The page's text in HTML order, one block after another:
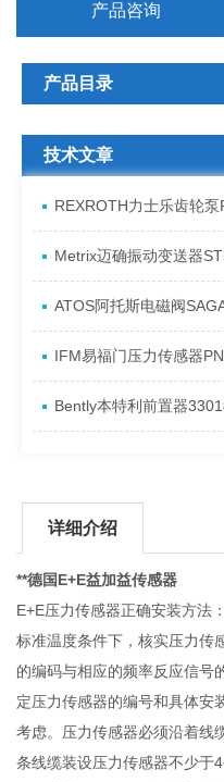
产品咨询
产品目录
技术文章
Metrix迈确振动变送器
ATOS阿托斯电磁阀
IFM易福门压力传感器
Bently本特利前置器
详细介绍
**德国E+E益加益传感器
E+E压力传感器正确安装方法
标准温度条件下，核实压力传
的编码与相应的频率反应信号
定压力传感器的编号和具体安
考虑。压力传感器必须沿着线
条线缆装设压力传感器不少于